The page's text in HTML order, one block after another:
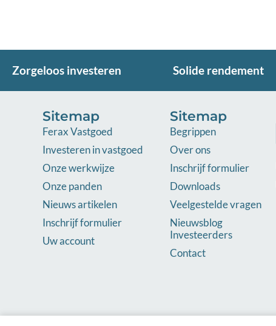
Zorgeloos investeren Solide rendement
Sitemap
Ferax Vastgoed
Investeren in vastgoed
Onze werkwijze
Onze panden
Nieuws artikelen
Inschrijf formulier
Uw account
Sitemap
Begrippen
Over ons
Inschrijf formulier
Downloads
Veelgestelde vragen
Nieuwsblog
Investeerders
Contact